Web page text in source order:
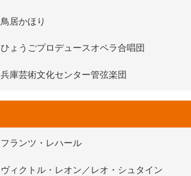
鳥居かほり
ひょうごプロデュースオペラ合唱団
兵庫芸術文化センター管弦楽団
フランツ・レハール
ヴィクトル・レオン／レオ・シュタイン